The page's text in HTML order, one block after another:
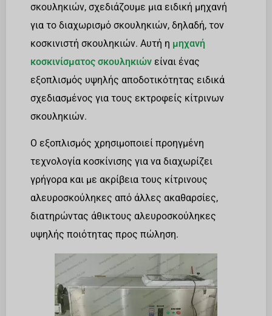
σκουληκιών, σχεδιάζουμε μια ειδική μηχανή
για το διαχωρισμό σκουληκιών, δηλαδή, τον
κοσκινιστή σκουληκιών. Αυτή η μηχανή
κοσκινίσματος σκουληκιών είναι ένας
εξοπλισμός υψηλής αποδοτικότητας ειδικά
σχεδιασμένος για τους εκτροφείς κίτρινων
σκουληκιών.
Ο εξοπλισμός χρησιμοποιεί προηγμένη
τεχνολογία κοσκίνισης για να διαχωρίζει
γρήγορα και με ακρίβεια τους κίτρινους
αλευροσκούληκες από άλλες ακαθαρσίες,
διατηρώντας άθικτους αλευροσκούληκες
υψηλής ποιότητας προς πώληση.